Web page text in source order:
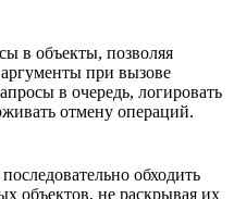
в объекты, позволяя
при вызове
в очередь, логировать
отмену операций.
обходить
объектов, не раскрывая их